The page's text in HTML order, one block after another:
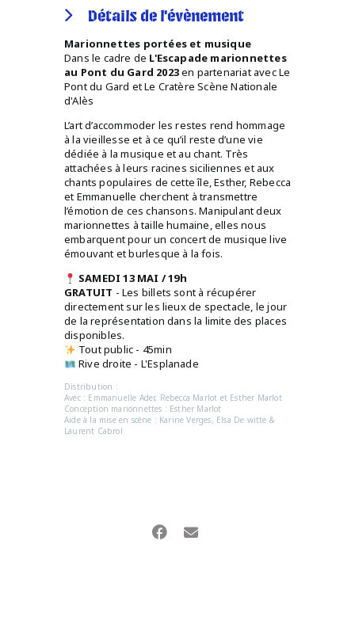
Détails de l'évènement
Marionnettes portées et musique
Dans le cadre de L'Escapade marionnettes
au Pont du Gard 2023en partenariat avec Le
Pont du Gard et Le Cratère Scène Nationale
d'Alès
L’art d’accommoder les restes rend hommage
à la vieillesse et à ce qu’il reste d’une vie
dédiée à la musique et au chant. Très
attachées à leurs racines siciliennes et aux
chants populaires de cette île, Esther, Rebecca
et Emmanuelle cherchent à transmettre
l’émotion de ces chansons. Manipulant deux
marionnettes à taille humaine, elles nous
embarquent pour un concert de musique live
émouvant et burlesque à la fois.
SAMEDI 13 MAI / 19h
GRATUIT - Les billets sont à récupérer
directement sur les lieux de spectacle, le jour
de la représentation dans la limite des places
disponibles.
Tout public - 45min
Rive droite - L'Esplanade
Distribution :
Avec : Emmanuelle Ader, Rebecca Marlot et Esther Marlot
Conception marionnettes : Esther Marlot
Aide à la mise en scène : Karine Verges, Elsa De witte &
Laurent Cabrol